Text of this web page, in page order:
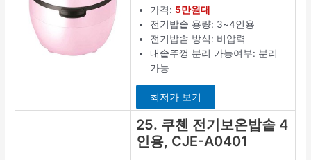
가격: 5만원대
전기밥솥 용량: 3~4인용
전기밥솥 방식: 비압력
내솥뚜껑 분리 가능여부: 분리
가능
최저가 보기
25. 쿠첸 전기보온밥솥 4
인용, CJE-A0401